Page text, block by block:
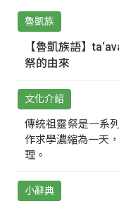
魯凱族
【魯凱族語】
祭的由來
文化介紹
傳統祖靈祭是一系
作求學濃縮為一天
理。
小辭典